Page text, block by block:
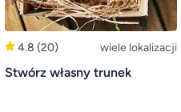
4.8 (20) wiele lokalizacji
Stwórz własny trunek